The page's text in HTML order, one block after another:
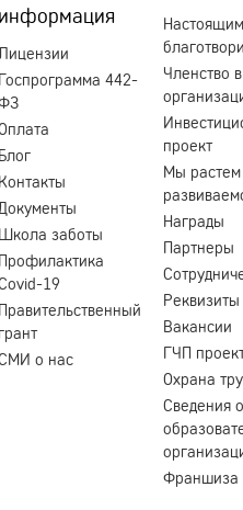
информация
Госпрограмма 442-
Блог
Контакты
Школа заботы
Профилактика
19
Правительственный
грант
о нас
Настоящим
Членство в
проект
Мы
Награды
Партнеры
Вакансии
ГЧП
Охрана
Сведения
Франшиза